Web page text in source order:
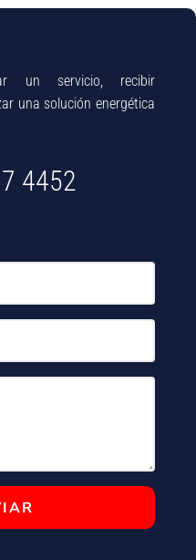
un servicio, recibir
una solución energética
4452